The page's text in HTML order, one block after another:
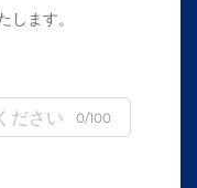
します。
0/100